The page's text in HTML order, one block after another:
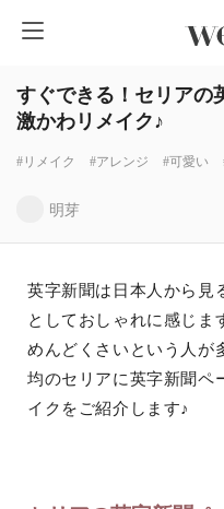
すぐできる！セリアの
激かわリメイク♪
#リメイク #アレンジ #可愛い
明芽
英字新聞は日本人から見
としておしゃれに感じま
めんどくさいという人が
均のセリアに英字新聞ペ
イクをご紹介します♪